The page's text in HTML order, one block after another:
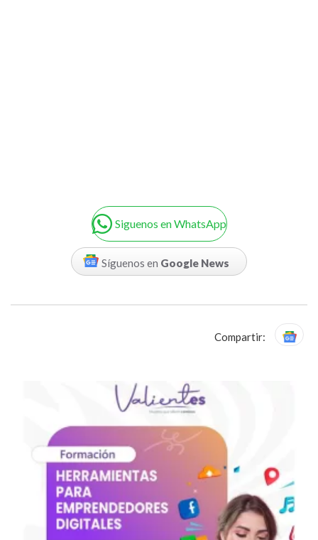
Siguenos en WhatsApp
Síguenos en Google News
Compartir: